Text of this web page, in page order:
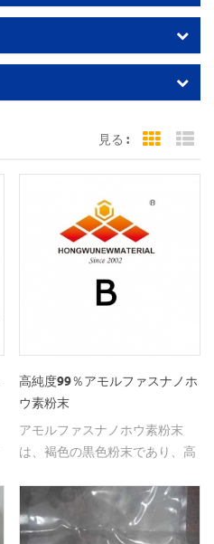
見る : Grid
高純度99％アモルファスナノホ
ウ素粉末
アモルファスナノホウ素粉末
は、褐色の黒色粉末であり、高
用されている。